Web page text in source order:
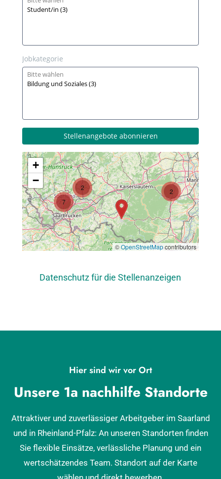
Datenschutz für die Stellenanzeigen
Hier sind wir vor Ort
Unsere 1a nachhilfe Standorte
Attraktiver und zuverlässiger Arbeitgeber im Saarland
und in Rheinland-Pfalz: An unseren Standorten finden
Sie flexible Einsätze, verlässliche Planung und ein
wertschätzendes Team. Standort auf der Karte